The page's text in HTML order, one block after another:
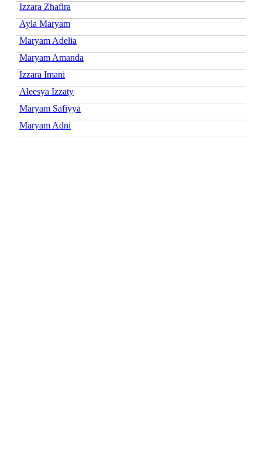
Izzara Zhafira
Ayla Maryam
Maryam Adelia
Maryam Amanda
Izzara Imani
Aleesya Izzaty
Maryam Safiyya
Maryam Adni